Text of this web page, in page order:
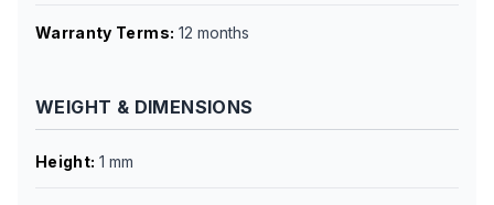
Warranty Terms: 12 months
WEIGHT & DIMENSIONS
Height: 1 mm